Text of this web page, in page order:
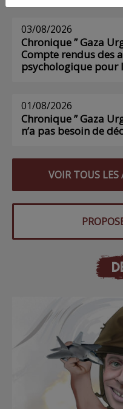
03/08/2026
Chronique ” Gaza
Compte rendus des
psychologique pour
01/08/2026
Chronique ” Gaza
n’a pas besoin de
VOIR TOUS LES